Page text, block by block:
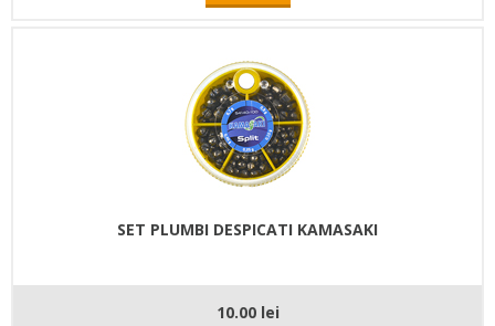
SET PLUMBI DESPICATI KAMASAKI
10.00 lei